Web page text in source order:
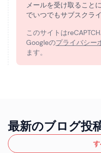
メールを受け取ること
でいつでもサブスクラ
このサイトは
Googleのプライバシー
ます。
最新のブログ投